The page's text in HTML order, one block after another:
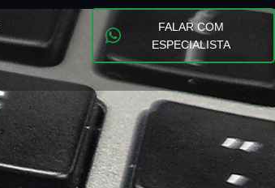
FALAR COM
ESPECIALISTA